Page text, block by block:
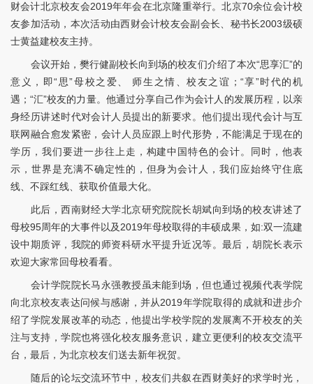
财会计北京校友会2019年年会在北京隆重举行。北京70余位会计校
友参加活动，本次活动由西财会计校友会副会长、秘书长2003级硕
士黄益建校友主持。
会议开始，樊行健副校长向到场的校友们介绍了本次“思享汇”的
意义，即“思”母校之爱、 师生之情、校友之谊；“享”时代的机
遇；“汇”校友的力量。他通过分享自己作为会计人的发展历程，以亲
身经历讲述时代对会计人员提出的新要求。他们提出现代会计与互
联网融合愈发紧密，会计人员应跟上时代形势，不能满足于现在的
学历，我们要进一步往上走，构建中国特色的会计。同时，他表
示，世界是充满不确定性的，但身为会计人，我们应始终守住底
线、不踩红线、获取价值最大化。
此后，西南财经大学北京研究院院长胡斌向到场的校友讲述了
母校95周年的大事件以及2019年母校取得的丰硕成果，如:双一流建
设中期质评，我院的师资科研水平提升近况等。最后，胡院长表示
欢迎大家常回母校看看。
会计学院院长马永强教授虽未能到场，但也通过视频代表学院
向北京校友表达问候与感谢，并从2019年学院取得的成就和进步介
绍了学院发展改革的动态，他提出学校学院的发展离不开校友的关
注与支持，学院也将强化校友服务意识，建立更便利的校友交流平
台，最后，为北京校友们送去新年祝贺。
随后的论坛交流环节中，校友们共叙在西财美好的求学时光，